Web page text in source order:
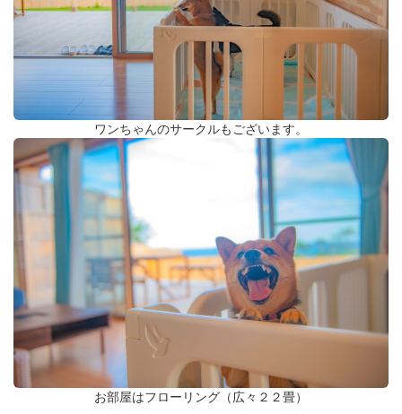
ワンちゃんのサークルもございます。
お部屋はフローリング（広々２２畳）